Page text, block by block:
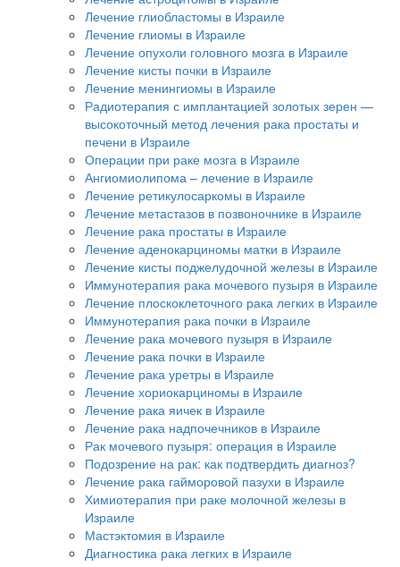
Лечение глиобластомы в Израиле
Лечение глиомы в Израиле
Лечение опухоли головного мозга в Израиле
Лечение кисты почки в Израиле
Лечение менингиомы в Израиле
Радиотерапия с имплантацией золотых зерен —
высокоточный метод лечения рака простаты и
печени в Израиле
Операции при раке мозга в Израиле
Ангиомиолипома – лечение в Израиле
Лечение ретикулосаркомы в Израиле
Лечение метастазов в позвоночнике в Израиле
Лечение рака простаты в Израиле
Лечение аденокарциномы матки в Израиле
Лечение кисты поджелудочной железы в Израиле
Иммунотерапия рака мочевого пузыря в Израиле
Лечение плоскоклеточного рака легких в Израиле
Иммунотерапия рака почки в Израиле
Лечение рака мочевого пузыря в Израиле
Лечение рака почки в Израиле
Лечение рака уретры в Израиле
Лечение хориокарциномы в Израиле
Лечение рака яичек в Израиле
Лечение рака надпочечников в Израиле
Рак мочевого пузыря: операция в Израиле
Подозрение на рак: как подтвердить диагноз?
Лечение рака гайморовой пазухи в Израиле
Химиотерапия при раке молочной железы в
Израиле
Мастэктомия в Израиле
Диагностика рака легких в Израиле